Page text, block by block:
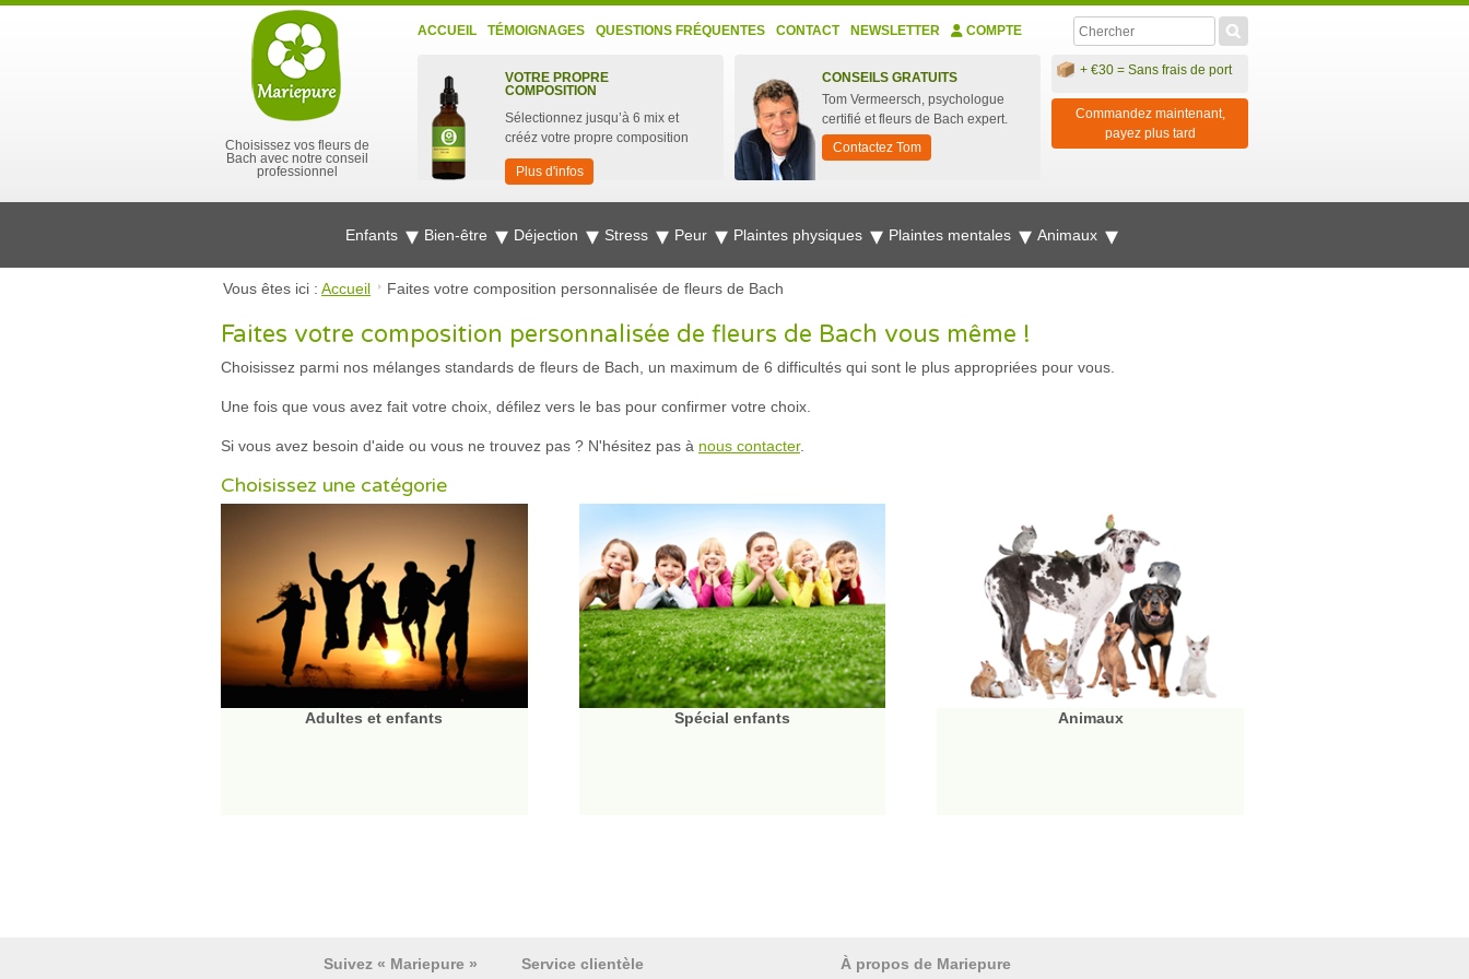
Choisissez vos fleurs de
Bach avec notre conseil
professionnel
ACCUEIL TÉMOIGNAGES QUESTIONS FRÉQUENTES CONTACT NEWSLETTER COMPTE
VOTRE PROPRE
COMPOSITION
Sélectionnez jusqu’à 6 mix et
crééz votre propre composition
Plus d'infos
CONSEILS GRATUITS
Tom Vermeersch, psychologue
certifié et fleurs de Bach expert.
Contactez Tom
+ €30 = Sans frais de port
Commandez maintenant,
payez plus tard
Enfants Bien-être Déjection Stress Peur Plaintes physiques Plaintes mentales Animaux
Vous êtes ici : Accueil Faites votre composition personnalisée de fleurs de Bach
Faites votre composition personnalisée de fleurs de Bach vous même !
Choisissez parmi nos mélanges standards de fleurs de Bach, un maximum de 6 difficultés qui sont le plus appropriées pour vous.
Une fois que vous avez fait votre choix, défilez vers le bas pour confirmer votre choix.
Si vous avez besoin d'aide ou vous ne trouvez pas ? N'hésitez pas à nous contacter.
Choisissez une catégorie
Adultes et enfants Spécial enfants Animaux
Suivez « Mariepure » Service clientèle À propos de Mariepure